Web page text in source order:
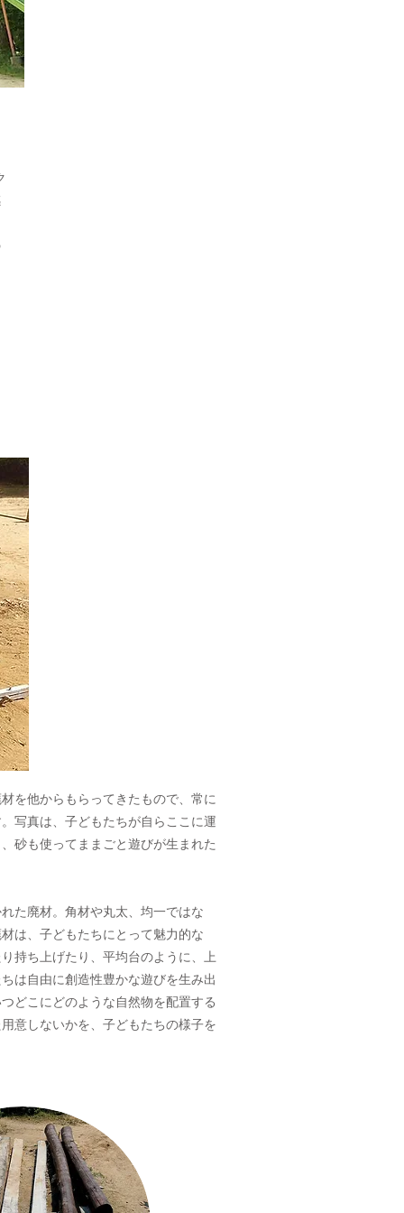
を他からもらってきたもので、常に
写真は、子どもたちが自らここに運
砂も使ってままごと遊びが生まれた
た廃材。角材や丸太、均一ではな
は、子どもたちにとって魅力的な
持ち上げたり、平均台のように、上
は自由に創造性豊かな遊びを生み出
どこにどのような自然物を配置する
意しないかを、子どもたちの様子を